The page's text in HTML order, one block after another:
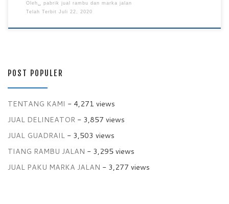
Oleh␣ pabrik jual rambu dan marka jalan
Telah Terbit Juli 22, 2020
POST POPULER
TENTANG KAMI - 4,271 views
JUAL DELINEATOR - 3,857 views
JUAL GUADRAIL - 3,503 views
TIANG RAMBU JALAN - 3,295 views
JUAL PAKU MARKA JALAN - 3,277 views